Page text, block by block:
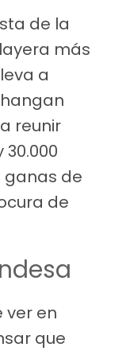
de la
más
a
reunir
ganas de
de
ver en
que